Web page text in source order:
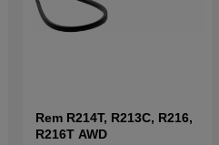
Rem R214T, R213C, R216,
R216T AWD